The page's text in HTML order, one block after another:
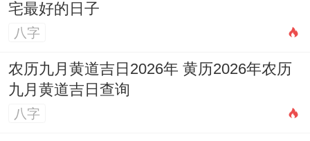
宅最好的日子
八字
农历九月黄道吉日2026年 黄历2026年农历
九月黄道吉日查询
八字